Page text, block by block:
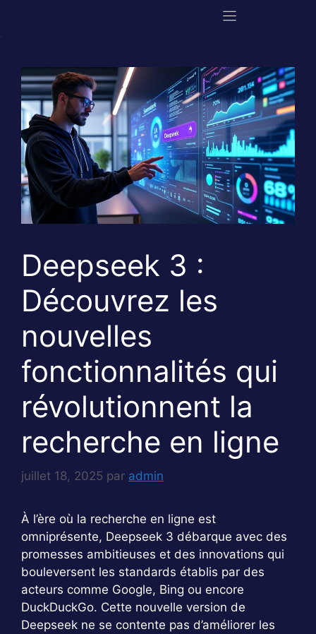
Deepseek 3 :
Découvrez les
nouvelles
fonctionnalités qui
révolutionnent la
recherche en ligne
juillet 18, 2025 par admin
À l’ère où la recherche en ligne est
omniprésente, Deepseek 3 débarque avec des
promesses ambitieuses et des innovations qui
bouleversent les standards établis par des
acteurs comme Google, Bing ou encore
DuckDuckGo. Cette nouvelle version de
Deepseek ne se contente pas d’améliorer les